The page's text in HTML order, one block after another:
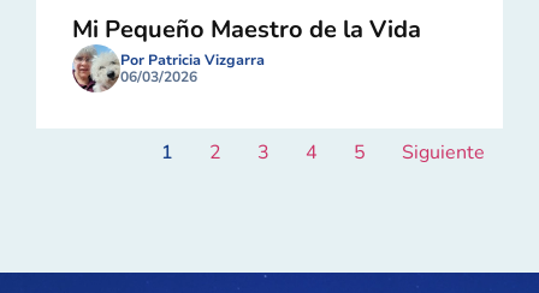
Mi Pequeño Maestro de la Vida
Por Patricia Vizgarra
06/03/2026
1 2 3 4 5 Siguiente